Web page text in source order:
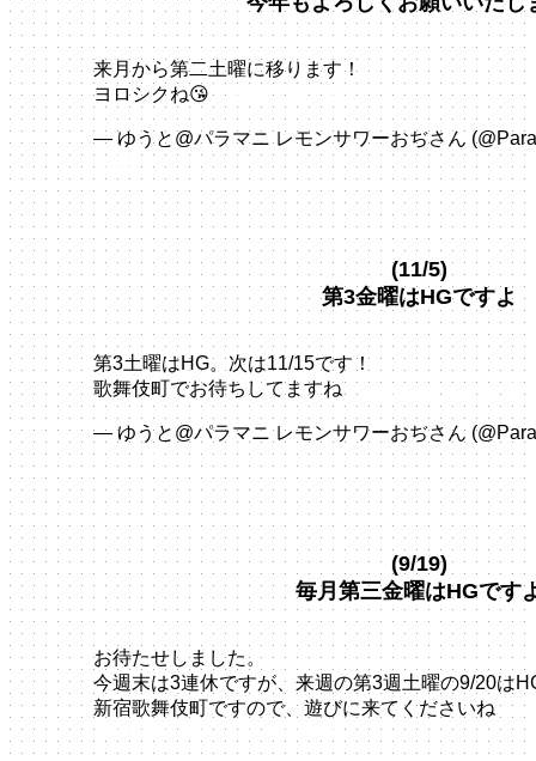
来月から第二土曜に移ります！
ヨロシクね😘 https://t.co/Ll3sFtV1K8
— ゆうと@パラマニ レモンサワーおぢさん
2026
(11/5)
第3金曜はHGですよ
第3土曜はHG。次は11/15です！
歌舞伎町でお待ちしてますね pic.twitter.com/
— ゆうと@パラマニ レモンサワーおぢさん
5, 2025
(9/19)
毎月第三金曜はHGです
お待たせしました。
今週末は3連休ですが、来週の第3週土曜の9/20は
新宿歌舞伎町ですので、遊びに来てくださいね
pic.twitter.com/FUw35kHMQf